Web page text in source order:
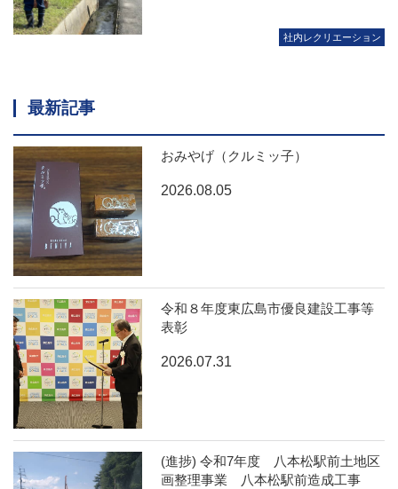
社内レクリエーション
最新記事
おみやげ（クルミッ子）
2026.08.05
令和８年度東広島市優良建設工事等
表彰
2026.07.31
(進捗) 令和7年度 八本松駅前土地区
画整理事業 八本松駅前造成工事